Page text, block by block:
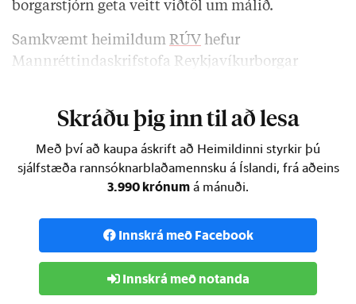
borgarstjórn geta veitt viðtöl um málið.
Samkvæmt heimildum RÚV hefur
Mannréttindaskrifstofa Reykjavíkurborgar
Skráðu þig inn til að lesa
Með því að kaupa áskrift að Heimildinni styrkir þú
sjálfstæða rannsóknarblaðamennsku á Íslandi, frá aðeins
3.990 krónum á mánuði.
Innskrá með Facebook
Innskrá með notanda